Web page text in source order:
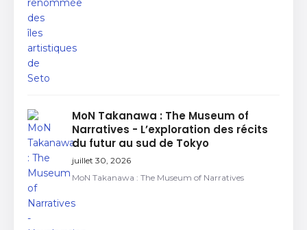
MoN Takanawa : The Museum of
Narratives - L’exploration des récits
du futur au sud de Tokyo
juillet 30, 2026
MoN Takanawa : The Museum of Narratives